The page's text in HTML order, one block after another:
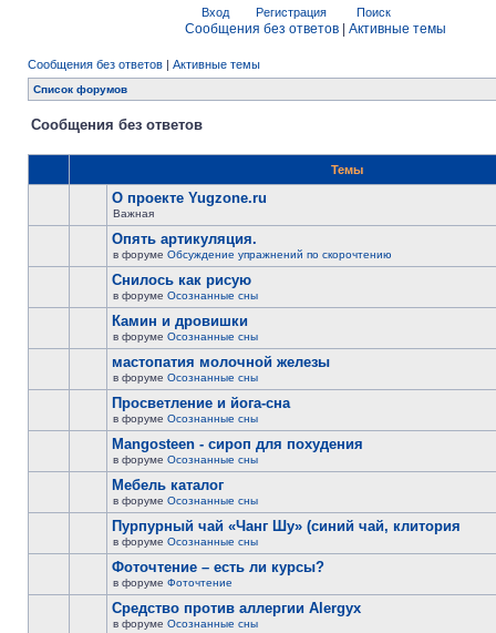
Вход Регистрация Поиск
Сообщения без ответов Активные темы
Сообщения без ответов | Активные темы
Список форумов
Сообщения без ответов
Темы
О проекте Yugzone.ru
Важная
Опять артикуляция.
в форуме Обсуждение упражнений по скорочтению
Снилось как рисую
в форуме Осознанные сны
Камин и дровишки
в форуме Осознанные сны
мастопатия молочной железы
в форуме Осознанные сны
Просветление и йога-сна
в форуме Осознанные сны
Mangosteen - сироп для похудения
в форуме Осознанные сны
Мебель каталог
в форуме Осознанные сны
Пурпурный чай «Чанг Шу» (синий чай, клитория
в форуме Осознанные сны
Фоточтение – есть ли курсы?
в форуме Фоточтение
Cредство против аллергии Alergyx
в форуме Осознанные сны